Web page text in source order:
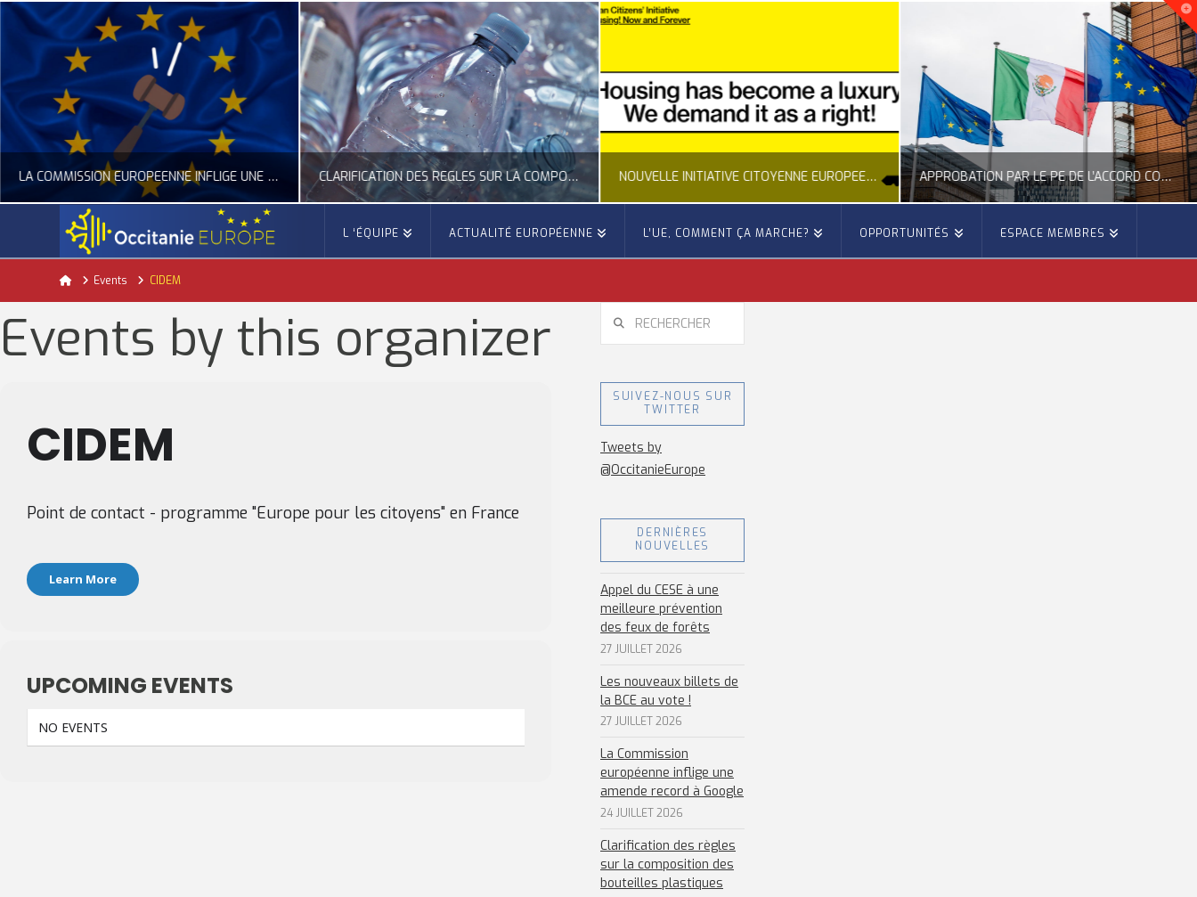
LA COMMISSION EUROPÉENNE INFLIGE UNE AMENDE RECORD À GOOGLE
ACTUALITÉ DE L'UNION EUROPÉENNE, ACTUALITÉ DE LA REPRÉSENTATION D’OCCITANIE EUROPE, NUMÉRIQUE- DIGITAL
JUILLET 24, 2026
CLARIFICATION DES RÈGLES SUR LA COMPOSITION DES BOUTEILLES PLASTIQUES
ACTUALITÉ DE L'UNION EUROPÉENNE, ACTUALITÉ DE LA REPRÉSENTATION D’OCCITANIE EUROPE, ECONOMIE CIRCULAIRE, ÉNERGIE - ENVIRONNEMENT - CLIMAT
JUILLET 24, 2026
NOUVELLE INITIATIVE CITOYENNE EUROPÉENNE SUR LE LOGEMENT
ACTUALITÉ DE L'UNION EUROPÉENNE, ACTUALITÉ DE LA REPRÉSENTATION D’OCCITANIE EUROPE, CITOYENNETÉ, LOGEMENT
JUILLET 24, 2026
APPROBATION PAR LE PE DE L’ACCORD COMMERCIAL ENTRE L’UE ET LE MEXIQUE
ACTION EXTÉRIEURE, ACTUALITÉ DE L'UNION EUROPÉENNE
L ‘ÉQUIPE ACTUALITÉ EUROPÉENNE L’UE, COMMENT ÇA MARCHE? OPPORTUNITÉS ESPACE MEMBRES
HomeEvents CIDEM
Events by this organizer
CIDEM
Point de contact - programme "Europe pour les citoyens" en France
Learn More
UPCOMING EVENTS
NO EVENTS
SUIVEZ-NOUS SUR
TWITTER
Tweets by
@OccitanieEurope
DERNIÈRES
NOUVELLES
Appel du CESE à une
meilleure prévention
des feux de forêts
27 JUILLET 2026
Les nouveaux billets de
la BCE au vote !
27 JUILLET 2026
La Commission
européenne inflige une
amende record à Google
24 JUILLET 2026
Clarification des règles
sur la composition des
bouteilles plastiques